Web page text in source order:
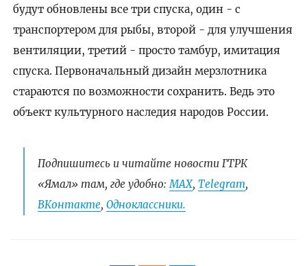
будут обновлены все три спуска, один - с
транспортером для рыбы, второй - для улучшения
вентиляции, третий - просто тамбур, имитация
спуска. Первоначальный дизайн мерзлотника
стараются по возможности сохранить. Ведь это
объект культурного наследия народов России.
Подпишитесь и читайте новости ГТРК
«Ямал» там, где удобно:МАХ, Telegram,
ВКонтакте, Одноклассники.